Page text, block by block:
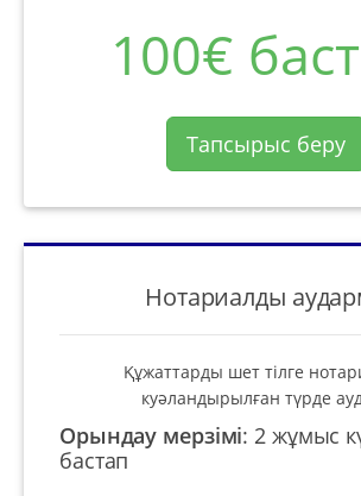
100€
Тапсырыс беру
Нотариалды
Құжаттарды шет тілге
куәландырылған түрде
Орындау мерзімі: 2 жұмыс
бастап